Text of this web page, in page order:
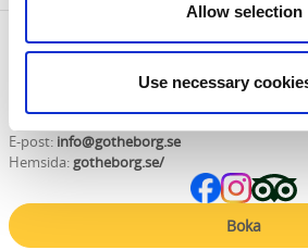
Allow selection
Use necessary
Kontaktinformation
Rederi Götheborg AB
417 63 Göteborg
E-post: info@gotheborg.se
Hemsida:gotheborg.se/
Boka